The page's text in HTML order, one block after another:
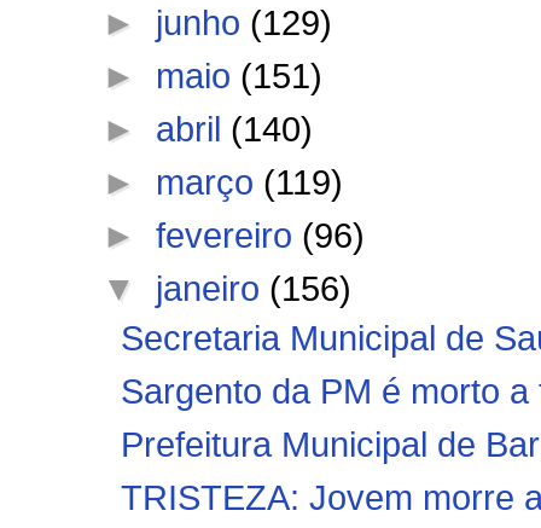
► junho (129)
► maio (151)
► abril (140)
► março (119)
►fevereiro (96)
▼ janeiro (156)
Secretaria Municipal de
Sargento da PM é morto
Prefeitura Municipal de
TRISTEZA: Jovem morre